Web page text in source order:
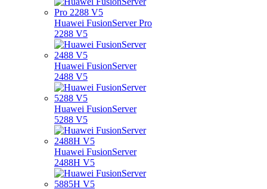
Huawei FusionServer Pro
2288 V5
Huawei FusionServer
2488 V5
Huawei FusionServer
5288 V5
Huawei FusionServer
2488H V5